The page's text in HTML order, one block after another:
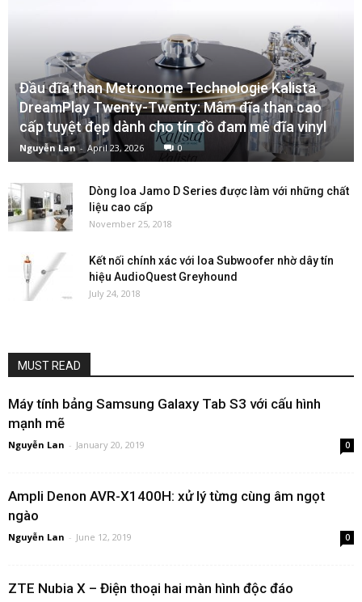
Đầu đĩa than Metronome Technologie Kalista
DreamPlay Twenty-Twenty: Mâm đĩa than cao
cấp tuyệt đẹp dành cho tín đồ đam mê đĩa vinyl
Nguyễn Lan - April 23, 2026 0
Dòng loa Jamo D Series được làm với những chất
liệu cao cấp
November 25, 2018
Kết nối chính xác với loa Subwoofer nhờ dây tín
hiệu AudioQuest Greyhound
July 24, 2018
MUST READ
Máy tính bảng Samsung Galaxy Tab S3 với cấu hình
mạnh mẽ
Nguyễn Lan - January 20, 2019 0
Ampli Denon AVR-X1400H: xử lý từng cùng âm ngọt
ngào
Nguyễn Lan - June 12, 2019 0
ZTE Nubia X – Điện thoại hai màn hình độc đáo